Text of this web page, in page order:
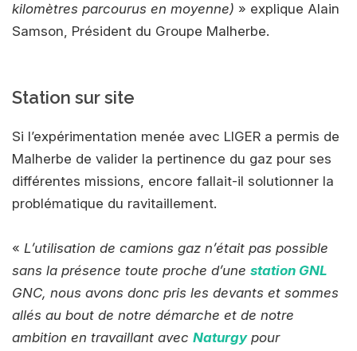
kilomètres parcourus en moyenne) » explique Alain
Samson, Président du Groupe Malherbe.
Station sur site
Si l’expérimentation menée avec LIGER a permis de
Malherbe de valider la pertinence du gaz pour ses
différentes missions, encore fallait-il solutionner la
problématique du ravitaillement.
« L’utilisation de camions gaz n’était pas possible
sans la présence toute proche d’une station GNL
GNC, nous avons donc pris les devants et sommes
allés au bout de notre démarche et de notre
ambition en travaillant avec Naturgypour